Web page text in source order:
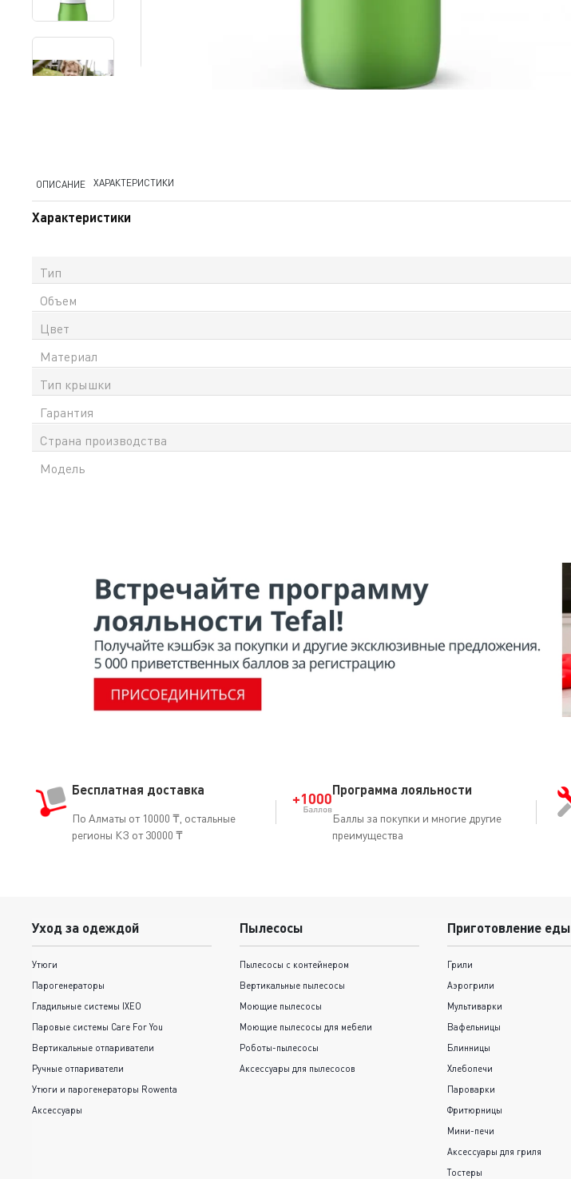
ОПИСАНИЕ ХАРАКТЕРИСТИКИ
Характеристики
Тип
Объем
Цвет
Материал
Тип крышки
Гарантия
Страна производства
Модель
Бесплатная доставка
По Алматы от 10000 ₸, остальные
регионы КЗ от 30000 ₸
Программа лояльности
Баллы за покупки и многие другие
преимущества
Уход за одеждой
Утюги
Парогенераторы
Гладильные системы IXEO
Паровые системы Care For You
Вертикальные отпариватели
Ручные отпариватели
Утюги и парогенераторы Rowenta
Аксессуары
Пылесосы
Пылесосы с контейнером
Вертикальные пылесосы
Моющие пылесосы
Моющие пылесосы для мебели
Роботы-пылесосы
Аксессуары для пылесосов
Приготовление еды
Грили
Аэрогрили
Мультиварки
Вафельницы
Блинницы
Хлебопечи
Пароварки
Фритюрницы
Мини-печи
Аксессуары для гриля
Тостеры